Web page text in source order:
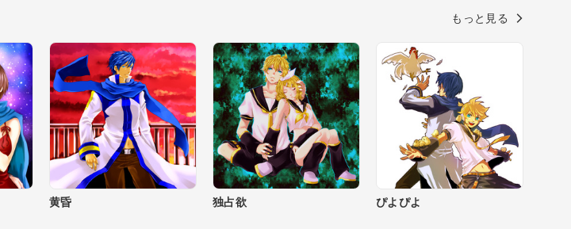
もっと見る
黄昏 独占欲 ぴよぴよ